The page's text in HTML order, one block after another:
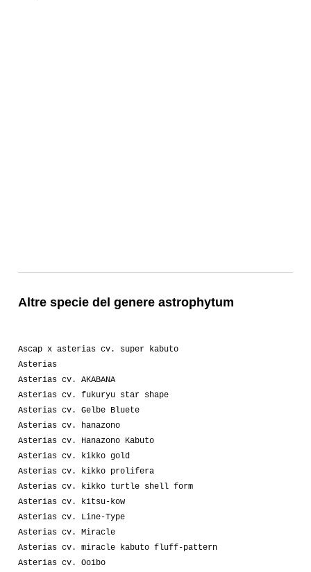
Altre specie del genere astrophytum
Ascap x asterias cv. super kabuto
Asterias
Asterias cv. AKABANA
Asterias cv. fukuryu star shape
Asterias cv. Gelbe Bluete
Asterias cv. hanazono
Asterias cv. Hanazono Kabuto
Asterias cv. kikko gold
Asterias cv. kikko prolifera
Asterias cv. kikko turtle shell form
Asterias cv. kitsu-kow
Asterias cv. Line-Type
Asterias cv. Miracle
Asterias cv. miracle kabuto fluff-pattern
Asterias cv. Ooibo